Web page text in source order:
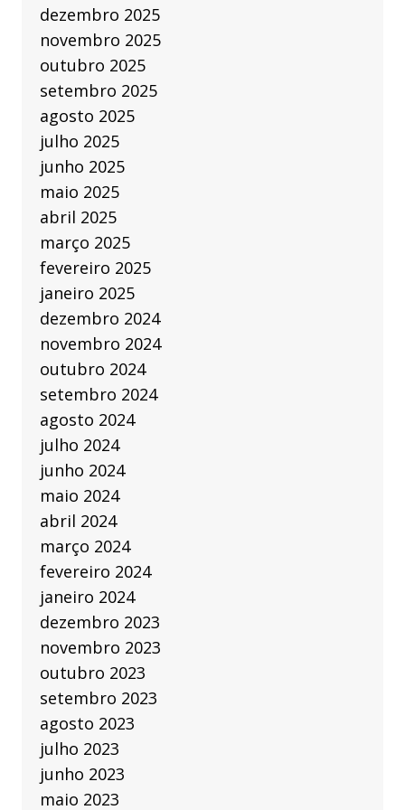
dezembro 2025
novembro 2025
outubro 2025
setembro 2025
agosto 2025
julho 2025
junho 2025
maio 2025
abril 2025
março 2025
fevereiro 2025
janeiro 2025
dezembro 2024
novembro 2024
outubro 2024
setembro 2024
agosto 2024
julho 2024
junho 2024
maio 2024
abril 2024
março 2024
fevereiro 2024
janeiro 2024
dezembro 2023
novembro 2023
outubro 2023
setembro 2023
agosto 2023
julho 2023
junho 2023
maio 2023